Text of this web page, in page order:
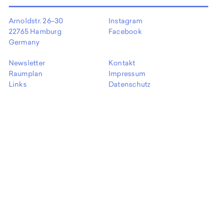
EN
Arnoldstr. 26–30
22765 Hamburg
Germany
Instagram
Facebook
Newsletter
Raumplan
Links
Kontakt
Impressum
Datenschutz